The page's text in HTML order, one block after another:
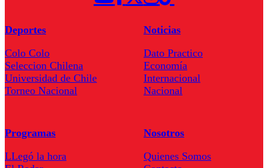
Deportes
Colo Colo
Seleccion Chilena
Universidad de Chile
Torneo Nacional
Noticias
Dato Practico
Economía
Internacional
Nacional
Programas
LLegó la hora
Nosotros
Quienes Somos